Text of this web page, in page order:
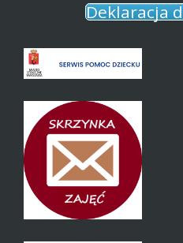
Deklaracja